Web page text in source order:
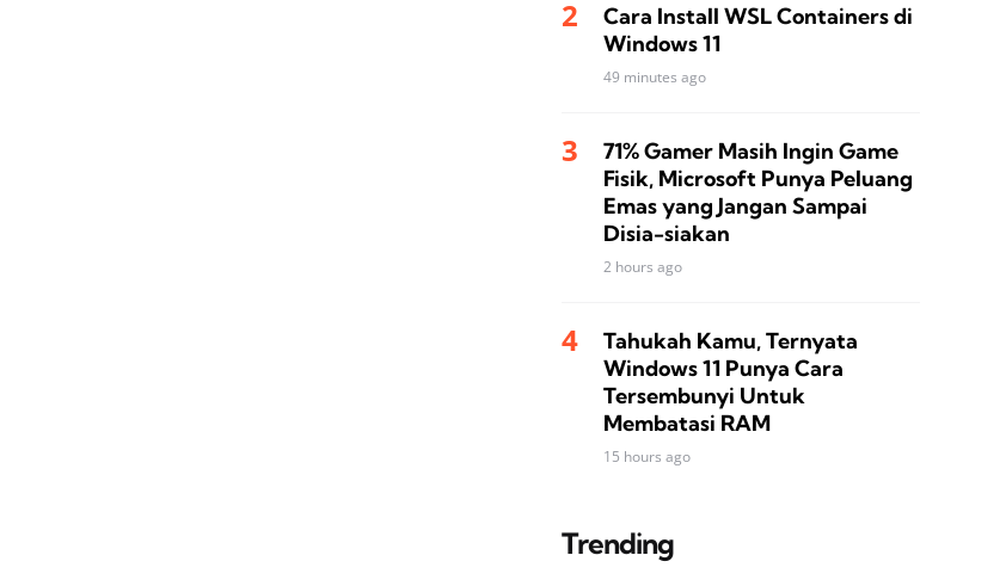
Cara Install WSL Containers di
Windows 11
49 minutes ago
71% Gamer Masih Ingin Game
Fisik, Microsoft Punya Peluang
Emas yang Jangan Sampai
Disia-siakan
2 hours ago
Tahukah Kamu, Ternyata
Windows 11 Punya Cara
Tersembunyi Untuk
Membatasi RAM
15 hours ago
Trending